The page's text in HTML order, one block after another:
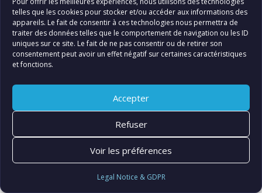
telles que les cookies pour stocker et/ou accéder aux informations des
appareils. Le fait de consentir à ces technologies nous permettra de
traiter des données telles que le comportement de navigation ou les ID
uniques sur ce site. Le fait de ne pas consentir ou de retirer son
consentement peut avoir un effet négatif sur certaines caractéristiques
et fonctions.
Accepter
Refuser
Voir les préférences
Legal Notice & GDPR
© FIATLUX INTERNATIONAL SARL